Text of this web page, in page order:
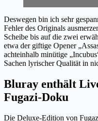
Deswegen bin ich sehr
Fehler des Originals
Scheibe bis auf die zwei
etwa der giftige Opener
achteinhalb minütige
Sachen lyrischer Qualität in
Bluray enthält
Fugazi-Doku
Die Deluxe-Edition von